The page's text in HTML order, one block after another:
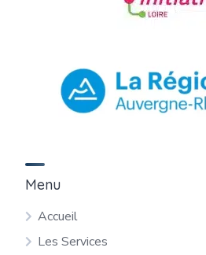
Menu
Accueil
Les Services